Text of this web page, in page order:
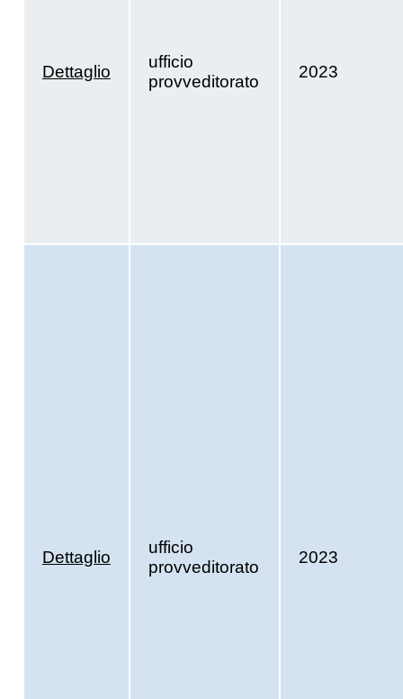
Dettaglio
ufficio
provveditorato
2023
Dettaglio
ufficio
provveditorato
2023